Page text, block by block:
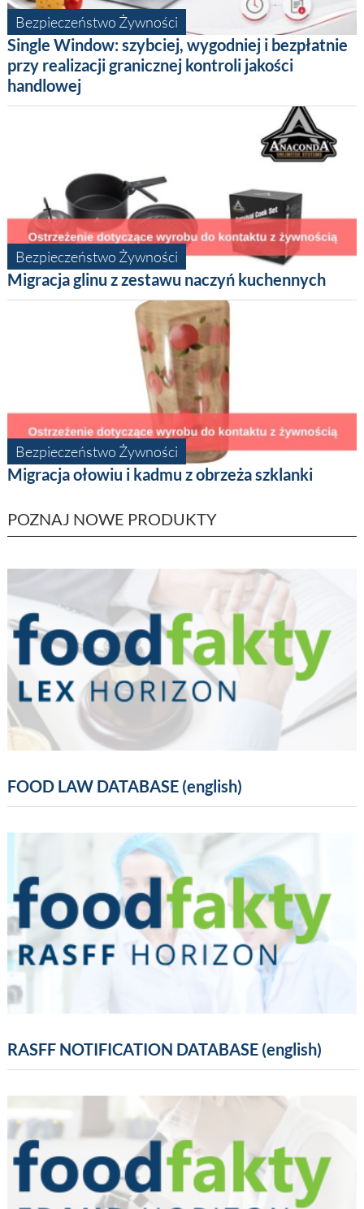
Bezpieczeństwo Żywności
Single Window: szybciej, wygodniej i bezpłatnie
przy realizacji granicznej kontroli jakości
handlowej
Bezpieczeństwo Żywności
Migracja glinu z zestawu naczyń kuchennych
Bezpieczeństwo Żywności
Migracja ołowiu i kadmu z obrzeża szklanki
POZNAJ NOWE PRODUKTY
FOOD LAW DATABASE (english)
RASFF NOTIFICATION DATABASE (english)